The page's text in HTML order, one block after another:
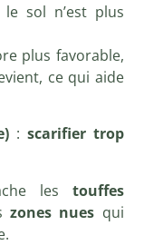
sol n’est plus
plus favorable,
ce qui aide
: scarifier trop
les touffes
zones nues qui